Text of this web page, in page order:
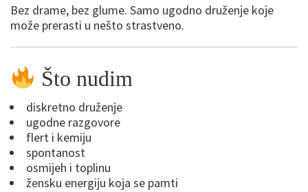
Bez drame, bez glume. Samo ugodno druženje koje
može prerasti u nešto strastveno.
Što nudim
diskretno druženje
ugodne razgovore
flert i kemiju
spontanost
osmijeh i toplinu
žensku energiju koja se pamti